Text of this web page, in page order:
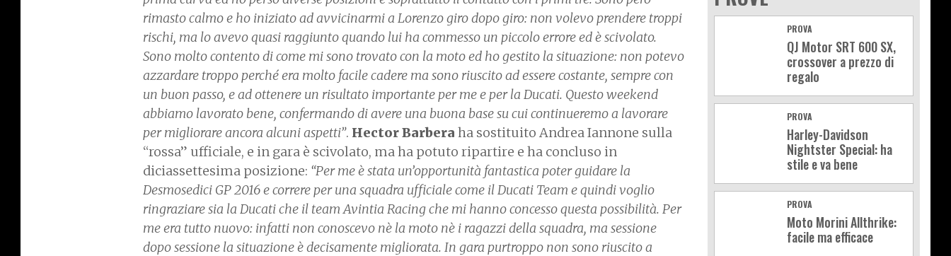
rimasto calmo e ho iniziato ad avvicinarmi a Lorenzo giro dopo giro: non volevo prendere troppi
rischi, ma lo avevo quasi raggiunto quando lui ha commesso un piccolo errore ed è scivolato.
Sono molto contento di come mi sono trovato con la moto ed ho gestito la situazione: non potevo
azzardare troppo perché era molto facile cadere ma sono riuscito ad essere costante, sempre con
un buon passo, e ad ottenere un risultato importante per me e per la Ducati. Questo weekend
abbiamo lavorato bene, confermando di avere una buona base su cui continueremo a lavorare
per migliorare ancora alcuni aspetti”. Hector Barbera ha sostituito Andrea Iannone sulla
“rossa” ufficiale, e in gara è scivolato, ma ha potuto ripartire e ha concluso in
diciassettesima posizione: “Per me è stata un’opportunità fantastica poter guidare la
Desmosedici GP 2016 e correre per una squadra ufficiale come il Ducati Team e quindi voglio
ringraziare sia la Ducati che il team Avintia Racing che mi hanno concesso questa possibilità. Per
me era tutto nuovo: infatti non conoscevo nè la moto nè i ragazzi della squadra, ma sessione
dopo sessione la situazione è decisamente migliorata. In gara purtroppo non sono riuscito a
PROVA
QJ Motor SRT 600 SX,
crossover a prezzo di
regalo
PROVA
Harley-Davidson
Nightster Special: ha
stile e va bene
PROVA
Moto Morini Allthrike:
facile ma efficace